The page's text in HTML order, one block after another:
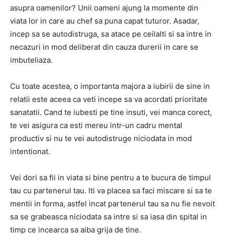
asupra oamenilor? Unii oameni ajung la momente din
viata lor in care au chef sa puna capat tuturor. Asadar,
incep sa se autodistruga, sa atace pe ceilalti si sa intre in
necazuri in mod deliberat din cauza durerii in care se
imbuteliaza.
Cu toate acestea, o importanta majora a iubirii de sine in
relatii este aceea ca veti incepe sa va acordati prioritate
sanatatii. Cand te iubesti pe tine insuti, vei manca corect,
te vei asigura ca esti mereu intr-un cadru mental
productiv si nu te vei autodistruge niciodata in mod
intentionat.
Vei dori sa fii in viata si bine pentru a te bucura de timpul
tau cu partenerul tau. Iti va placea sa faci miscare si sa te
mentii in forma, astfel incat partenerul tau sa nu fie nevoit
sa se grabeasca niciodata sa intre si sa iasa din spital in
timp ce incearca sa aiba grija de tine.